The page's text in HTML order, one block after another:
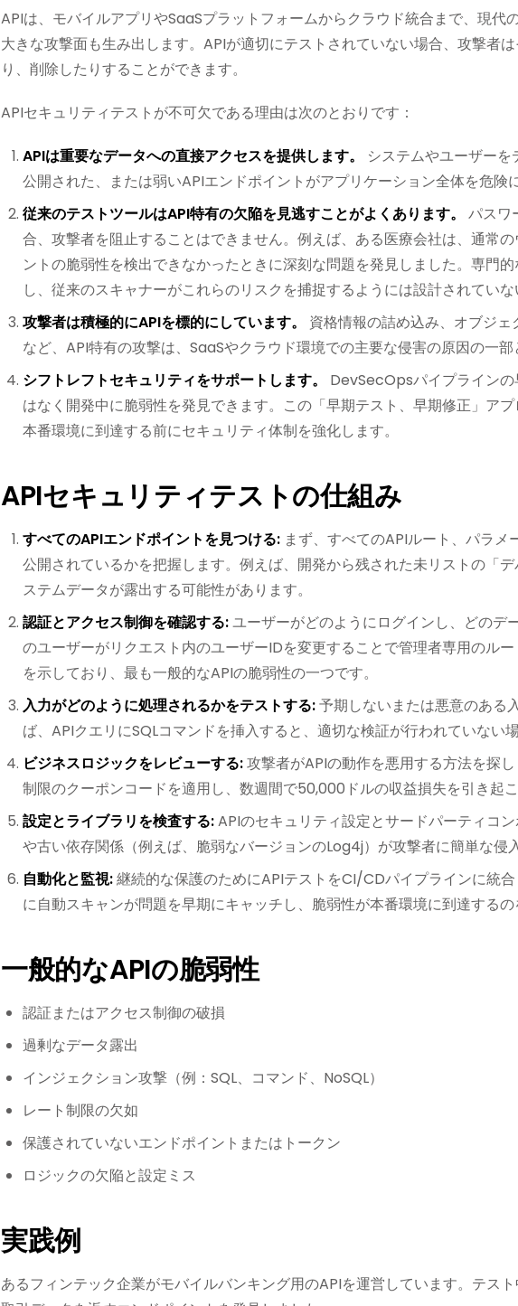
APIは、モバイルアプリやSaaSプラットフォームからクラウド統合まで、現
大きな攻撃面も生み出します。APIが適切にテストされていない場合、攻撃者
り、削除したりすることができます。
APIセキュリティテストが不可欠である理由は次のとおりです：
APIは重要なデータへの直接アクセスを提供します。
システムやユーザー
公開された、または弱いAPIエンドポイントがアプリケーション全体を危険
従来のテストツールはAPI特有の欠陥を見逃すことがよくあります。
パスワ
合、攻撃者を阻止することはできません。例えば、ある医療会社は、通常
ントの脆弱性を検出できなかったときに深刻な問題を発見しました。専門
し、従来のスキャナーがこれらのリスクを捕捉するようには設計されてい
攻撃者は積極的にAPIを標的にしています。
資格情報の詰め込み、オブジ
など、API特有の攻撃は、SaaSやクラウド環境での主要な侵害の原因の一
シフトレフトセキュリティをサポートします。
DevSecOpsパイプライン
はなく開発中に脆弱性を発見できます。この「早期テスト、早期修正」ア
本番環境に到達する前にセキュリティ体制を強化します。
APIセキュリティテストの仕組み
すべてのAPIエンドポイントを見つける: まず、すべてのAPIルート、パラ
公開されているかを把握します。例えば、開発から残された未リストの「
ステムデータが露出する可能性があります。
認証とアクセス制御を確認する:ユーザーがどのようにログインし、どのデ
のユーザーがリクエスト内のユーザーIDを変更することで管理者専用のル
を示しており、最も一般的なAPIの脆弱性の一つです。
入力がどのように処理されるかをテストする:予期しないまたは悪意のある
ば、APIクエリにSQLコマンドを挿入すると、適切な検証が行われていな
ビジネスロジックをレビューする:攻撃者がAPIの動作を悪用する方法を探
制限のクーポンコードを適用し、数週間で50,000ドルの収益損失を引き起
設定とライブラリを検査する:APIのセキュリティ設定とサードパーティコ
や古い依存関係（例えば、脆弱なバージョンのLog4j）が攻撃者に簡単な侵
自動化と監視:継続的な保護のためにAPIテストをCI/CDパイプラインに統
に自動スキャンが問題を早期にキャッチし、脆弱性が本番環境に到達する
一般的なAPIの脆弱性
認証またはアクセス制御の破損
過剰なデータ露出
インジェクション攻撃（例：SQL、コマンド、NoSQL）
レート制限の欠如
保護されていないエンドポイントまたはトークン
ロジックの欠陥と設定ミス
実践例
あるフィンテック企業がモバイルバンキング用のAPIを運営しています。テス